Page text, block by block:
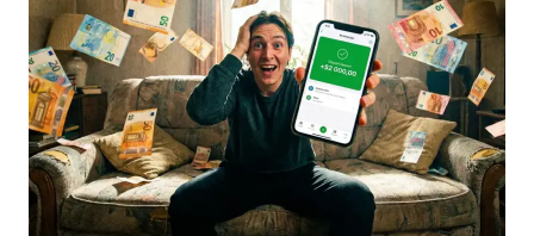
completo sobre o mercado livre, simulador
da ERSE…
Leggi articolo